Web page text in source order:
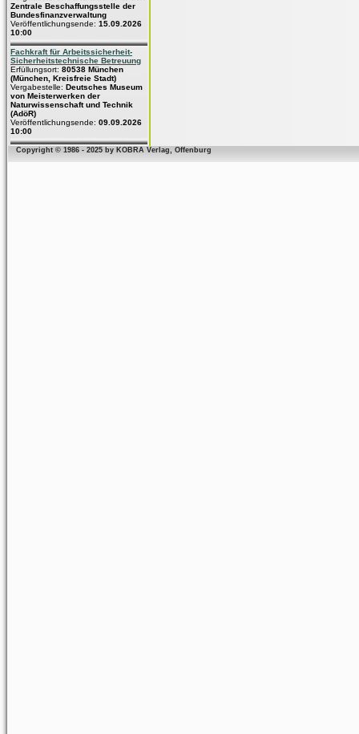
Zentrale Beschaffungsstelle der
Bundesfinanzverwaltung
Veröffentlichungsende: 15.09.2026
10:00
Fachkraft für Arbeitssicherheit-
Sicherheitstechnische Betreuung
Erfüllungsort: 80538 München
(München, Kreisfreie Stadt)
Vergabestelle: Deutsches Museum
von Meisterwerken der
Naturwissenschaft und Technik
(AdöR)
Veröffentlichungsende: 09.09.2026
10:00
Copyright © 1986 - 2025 by KOBRA Verlag, Offenburg